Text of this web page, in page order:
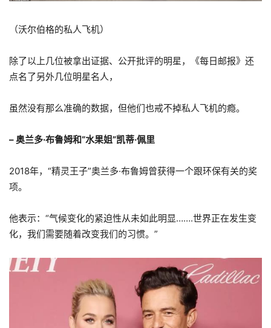
（沃尔伯格的私人飞机）
除了以上几位被拿出证据、公开批评的明星，《每日邮报》还
点名了另外几位明星名人，
虽然没有那么准确的数据，但他们也戒不掉私人飞机的瘾。
– 奥兰多·布鲁姆和“水果姐”凯蒂·佩里
2018年，“精灵王子”奥兰多·布鲁姆曾获得一个跟环保有关的奖
项。
他表示：“气候变化的紧迫性从未如此明显…….世界正在发生变
化，我们需要随着改变我们的习惯。”